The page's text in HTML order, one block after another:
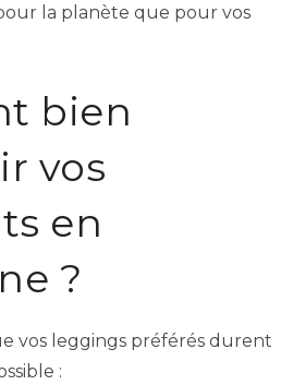
la planète que pour vos
bien
vos
en
?
vos leggings préférés durent
: